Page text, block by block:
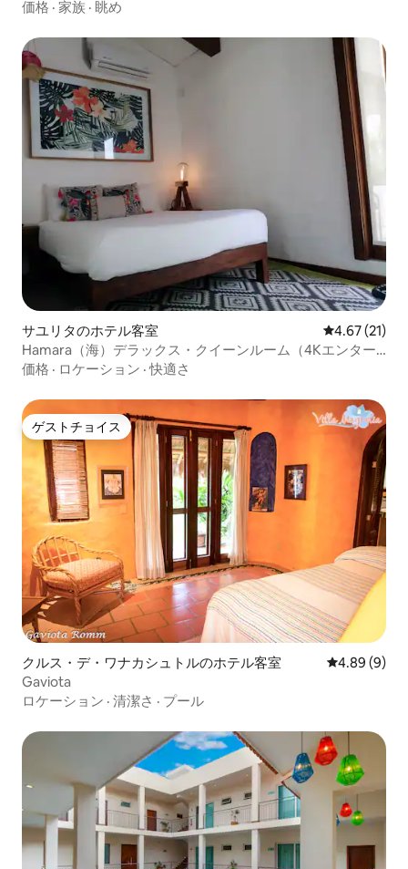
イート
価格 · 家族 · 眺め
サユリタのホテル客室 レビュー21
4.67 (21)
Hamara（海）デラックス・クイーンルーム（4Kエンター
テインメント付き）
価格 · ロケーション ·快適さ
ゲストチョイス
ゲストチョイス
クルス・デ・ワナカシュトルのホテル客室 レビュー9件
4.89 (9)
Gaviota
ロケーション · 清潔さ · プール